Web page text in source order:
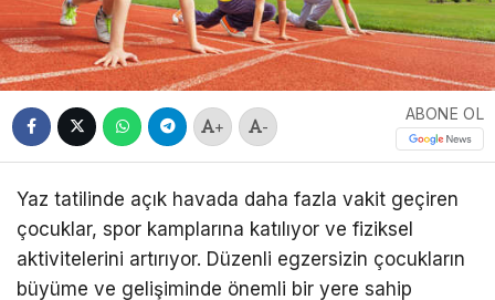
+ -
ABONE OL
Yaz tatilinde açık havada daha fazla vakit geçiren
çocuklar, spor kamplarına katılıyor ve fiziksel
aktivitelerini artırıyor. Düzenli egzersizin çocukların
büyüme ve gelişiminde önemli bir yere sahip